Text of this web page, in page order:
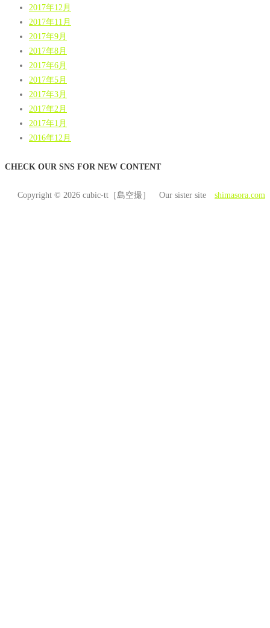
2017年12月
2017年11月
2017年9月
2017年8月
2017年6月
2017年5月
2017年3月
2017年2月
2017年1月
2016年12月
CHECK OUR SNS FOR NEW CONTENT
Copyright © 2026 cubic-tt［島空撮］ Our sister site shimasora.com